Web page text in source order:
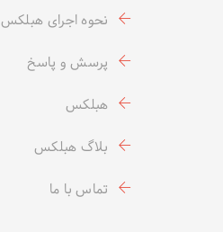
نحوه اجرای هبلکس
پرسش و پاسخ
هبلکس
بلاگ هبلکس
تماس با ما